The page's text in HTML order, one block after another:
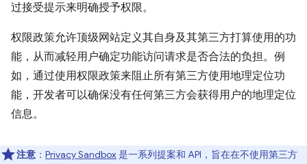
过接受提示来明确授予权限。
权限政策允许顶级网站定义其自身及其第三方打算使用的功
能，从而减轻用户确定功能访问请求是否合法的负担。例
如，通过使用权限政策来阻止所有第三方使用地理定位功
能，开发者可以确保没有任何第三方会获得用户的地理定位
信息。
注意 ： Privacy Sandbox是一系列提案和 API，旨在在不使用第三方